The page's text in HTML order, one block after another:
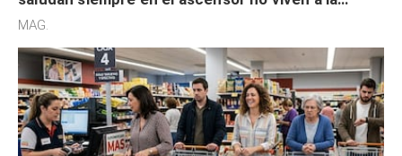
defensiva y tienen apertura social
MAG.